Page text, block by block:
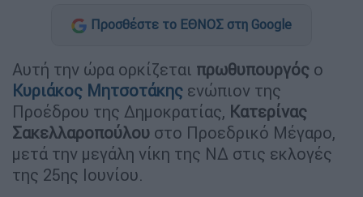
Προσθέστε το ΕΘΝΟΣ στη Google
Αυτή την ώρα ορκίζεται πρωθυπουργός ο
Κυριάκος Μητσοτάκης ενώπιον της
Προέδρου της Δημοκρατίας, Κατερίνας
Σακελλαροπούλου στο Προεδρικό Μέγαρο,
μετά την μεγάλη νίκη της ΝΔ στις εκλογές
της 25ης Ιουνίου.